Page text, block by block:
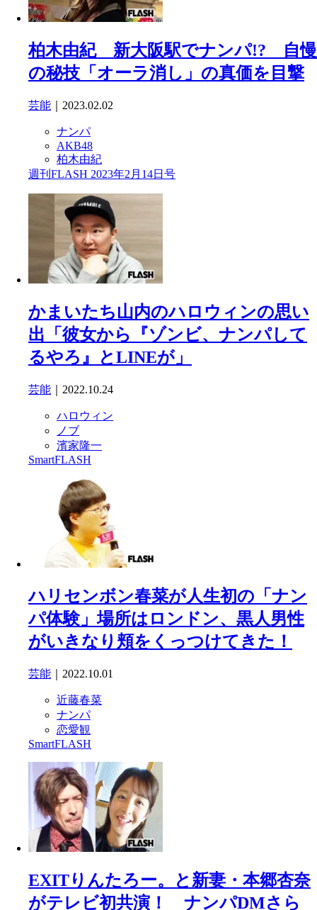
柏木由紀 新大阪駅でナンパ!? 自慢
の秘技「オーラ消し」の真価を目撃
芸能 ｜2023.02.02
ナンパ
AKB48
柏木由紀
週刊FLASH 2023年2月14日号
かまいたち山内のハロウィンの思い
出「彼女から『ゾンビ、ナンパして
るやろ』とLINEが」
芸能 ｜2022.10.24
ハロウィン
ノブ
濱家隆一
SmartFLASH
ハリセンボン春菜が人生初の「ナン
パ体験」場所はロンドン、黒人男性
がいきなり頬をくっつけてきた！
芸能 ｜2022.10.01
近藤春菜
ナンパ
恋愛観
SmartFLASH
EXITりんたろー。と新妻・本郷杏奈
がテレビ初共演！ ナンパDMさら